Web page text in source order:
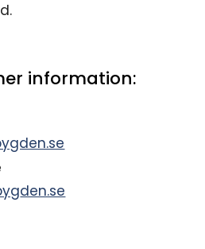
information:
den.se